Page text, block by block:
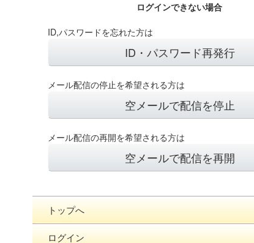
ログインできない場合
ID,パスワードを忘れた方は
ID・パスワード再発行
メール配信の停止を希望される方は
空メールで配信を停止
メール配信の再開を希望される方は
空メールで配信を再開
トップへ
ログイン